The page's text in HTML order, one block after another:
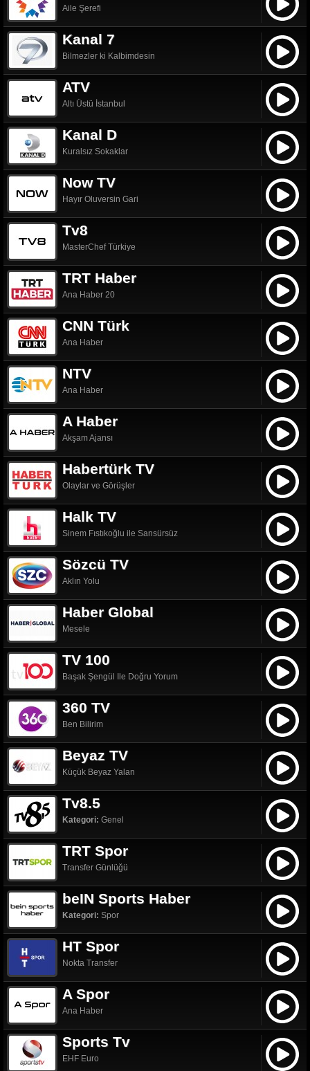
Aile Şerefi
Kanal 7
Bilmezler ki Kalbimdesin
ATV
Altı Üstü İstanbul
Kanal D
Kuralsız Sokaklar
Now TV
Hayır Oluversin Gari
Tv8
MasterChef Türkiye
TRT Haber
Ana Haber 20
CNN Türk
Ana Haber
NTV
Ana Haber
A Haber
Akşam Ajansı
Habertürk TV
Olaylar ve Görüşler
Halk TV
Sinem Fıstıkoğlu ile Sansürsüz
Sözcü TV
Aklın Yolu
Haber Global
Mesele
TV 100
Başak Şengül Ile Doğru Yorum
360 TV
Ben Bilirim
Beyaz TV
Küçük Beyaz Yalan
Tv8.5
Kategori: Genel
TRT Spor
Transfer Günlüğü
beIN Sports Haber
Kategori: Spor
HT Spor
Nokta Transfer
A Spor
Ana Haber
Sports Tv
EHF Euro